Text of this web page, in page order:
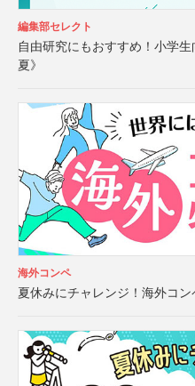
編集部セレクト
自由研究にもおすすめ！小学
夏》
海外コンペ
夏休みにチャレンジ！海外コ